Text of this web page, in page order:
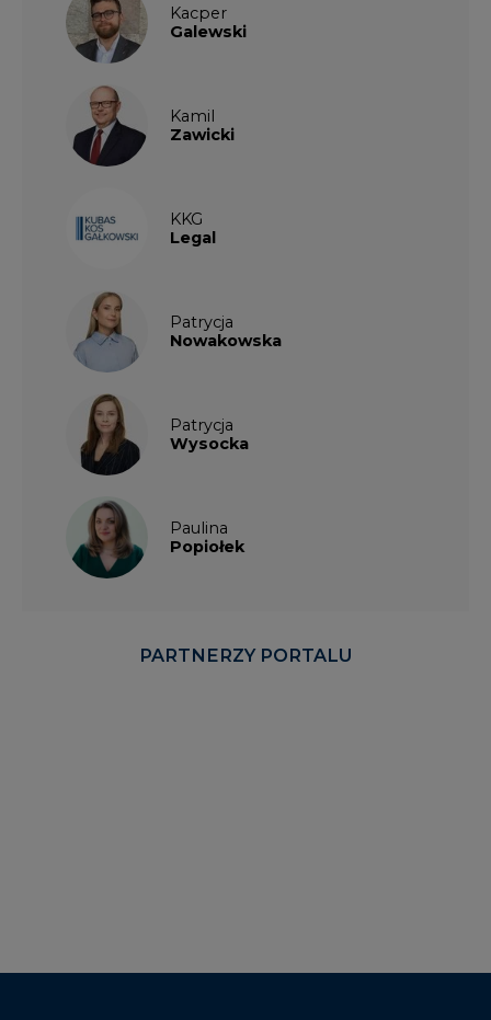
Kacper
Galewski
Kamil
Zawicki
KKG
Legal
Patrycja
Nowakowska
Patrycja
Wysocka
Paulina
Popiołek
PARTNERZY PORTALU